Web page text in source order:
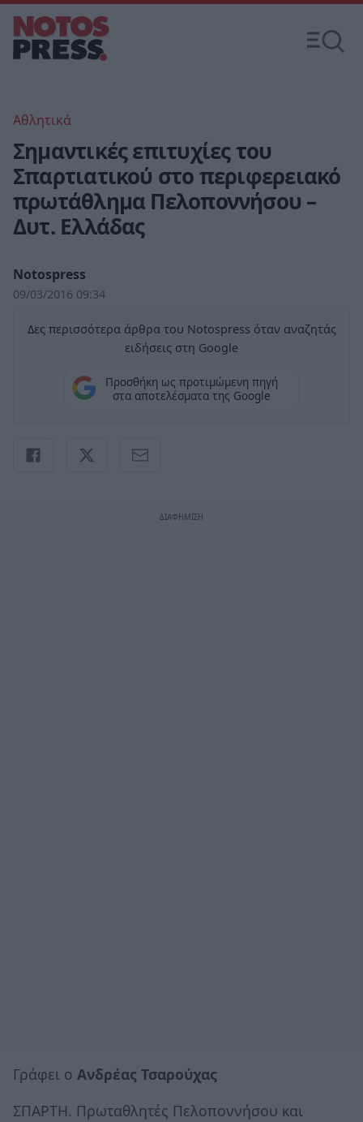
Αθλητικά
Σημαντικές επιτυχίες του
Σπαρτιατικού στο περιφερειακό
πρωτάθλημα Πελοποννήσου –
Δυτ. Ελλάδας
Notospress
09/03/2016 09:34
Δες περισσότερα άρθρα του Notospress όταν αναζητάς
ειδήσεις στη Google
Προσθήκη ως προτιμώμενη πηγή
στα αποτελέσματα της Google
Γράφει ο Ανδρέας Τσαρούχας
ΣΠΑΡΤΗ. Πρωταθλητές Πελοποννήσου και